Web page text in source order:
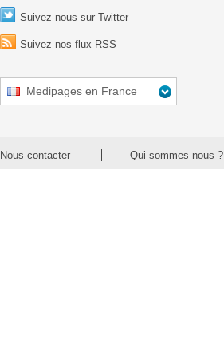
Suivez-nous sur Twitter
Suivez nos flux RSS
Medipages en France
Nous contacter Qui sommes nous ?